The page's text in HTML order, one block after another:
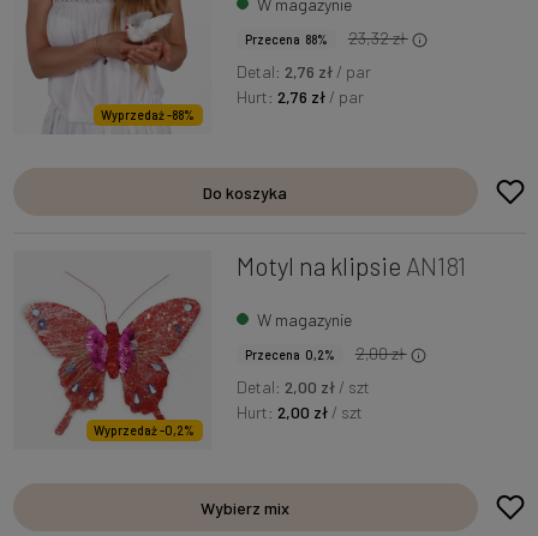
Wyprzedaż -88%
Przecena 88%
23,32 zł
Detal: 2,76 zł / par
Hurt:2,76 zł / par
Do koszyka
Wyprzedaż -0,2%
Motyl na klipsie AN181
W magazynie
Przecena 0,2%
2,00 zł
Detal: 2,00 zł / szt
Hurt:2,00 zł / szt
Wybierz mix